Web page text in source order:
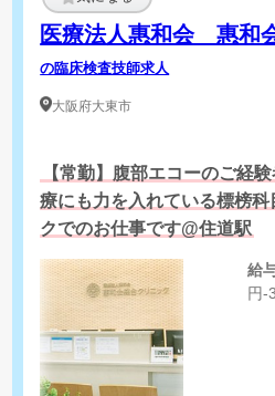
医療法人惠和会 惠和
の臨床検査技師求人
大阪府大東市
【常勤】腹部エコーのご経
療にも力を入れている標榜
クでのお仕事です@住道駅
給
円-